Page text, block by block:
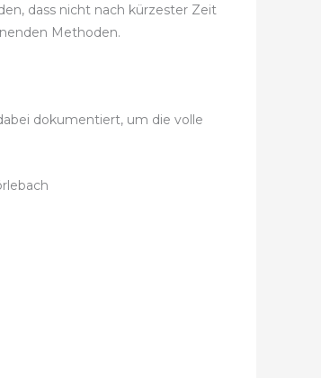
dass nicht nach kürzester Zeit
Methoden.
dokumentiert, um die volle